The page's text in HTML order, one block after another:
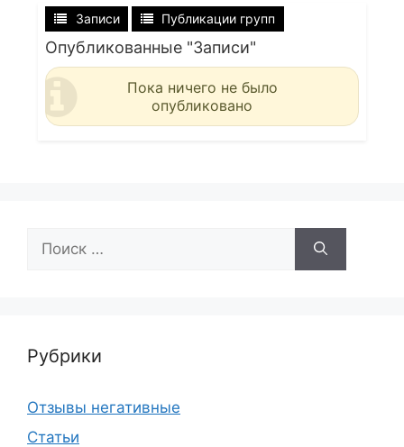
Записи Публикации групп
Опубликованные "Записи"
Пока ничего не было
опубликовано
Рубрики
Отзывы негативные
Статьи